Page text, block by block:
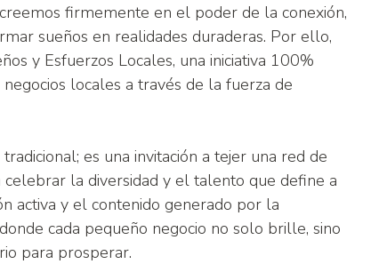
firmemente en el poder de la conexión,
sueños en realidades duraderas. Por ello,
y Esfuerzos Locales, una iniciativa 100%
locales a través de la fuerza de
es una invitación a tejer una red de
celebrar la diversidad y el talento que define a
activa y el contenido generado por la
cada pequeño negocio no solo brille, sino
para prosperar.